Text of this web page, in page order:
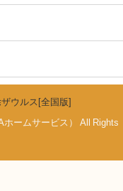
ウルス[全国版]
ームサービス） All Rights